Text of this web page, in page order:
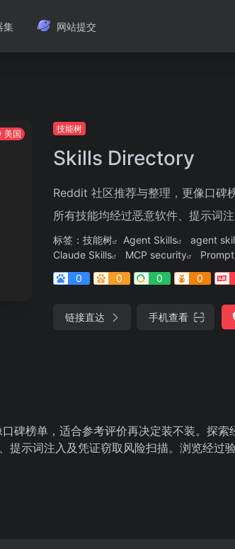
集 网站提交
美国 技能树
Skills Directory
Reddit 社区推荐与整理，更像口碑
所有技能均经过恶意软件、提示词
标签： 技能树 Agent Skills agent
Claude Skills
MCP security
0
0 0 0
链接直达 手机查看
碑榜单，适合参考评价再决定装不装。探
提示词注入及凭证窃取风险扫描。浏览经过